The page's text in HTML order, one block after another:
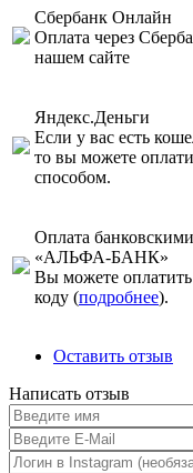
Сбербанк Онлайн
Оплата через
нашем сайте
Яндекс.Деньги
Если у вас есть
то вы можете
способом.
Оплата
«АЛЬФА-БАНК»
Вы можете
коду (подробнее).
Оставить отзыв
Написать отзыв